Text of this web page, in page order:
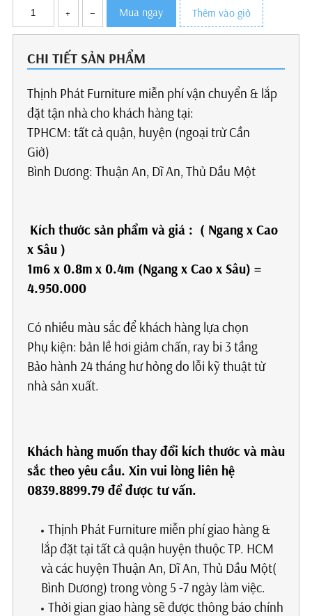
+ – Mua ngay Thêm vào giỏ
CHI TIẾT SẢN PHẨM
Thịnh Phát Furniture miễn phí vận chuyển & lắp
đặt tận nhà cho khách hàng tại:
TPHCM: tất cả quận, huyện (ngoại trừ Cần
Bình Dương: Thuận An, Dĩ An, Thủ Dầu Một
Kích thước sản phẩm và giá: ( Ngang x Cao
x Sâu )
1m6 x 0.8m x 0.4m (Ngang x Cao x Sâu) =
4.950.000
Có nhiều màu sắc để khách hàng lựa chọn
Phụ kiện: bản lề hơi giảm chấn, ray bi 3 tầng
Bảo hành 24 tháng hư hỏng do lỗi kỹ thuật từ
nhà sản xuất.
Khách hàng muốn thay đổi kích thước và màu
sắc theo yêu cầu. Xin vui lòng liên hệ
0839.8899.79 để được tư vấn.
Thịnh Phát Furniture miễn phí giao hàng &
lắp đặt tại tất cả quận huyện thuộc TP. HCM
và các huyện Thuận An, Dĩ An, Thủ Dầu Một(
Bình Dương) trong vòng 5 -7 ngày làm việc.
Thời gian giao hàng sẽ được thông báo chính